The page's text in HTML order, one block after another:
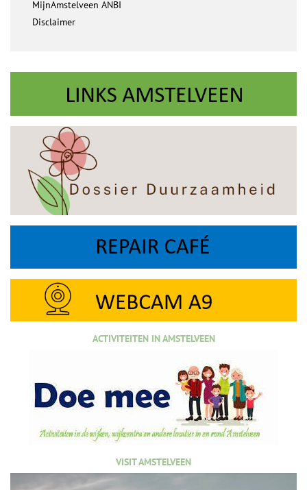
MijnAmstelveen ANBI
Disclaimer
ACTIVITEITEN IN AMSTELVEEN
VISIT AMSTELVEEN